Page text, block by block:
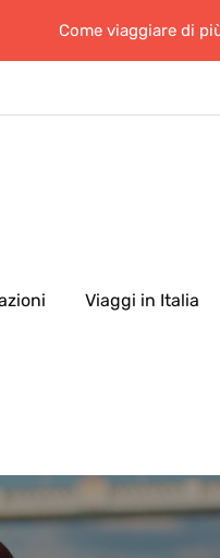
Come viaggiare di
Viaggi in Italia